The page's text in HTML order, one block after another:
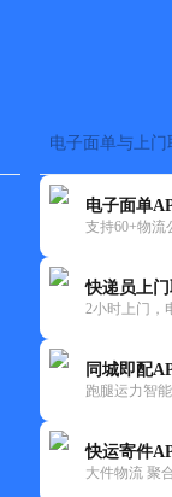
电子面单与上门
电子面单
支持60+物流
快递员上
2小时上门，
同城即配
跑腿运力智
快运寄件
大件物流 聚
快递时效
工部